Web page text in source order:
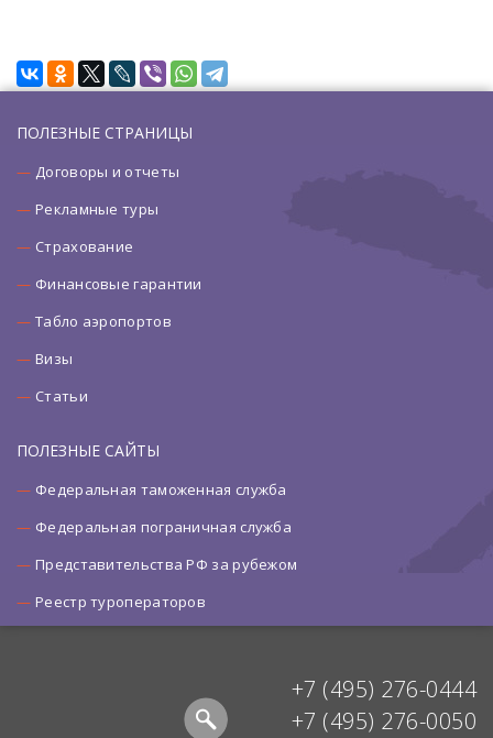
ПОЛЕЗНЫЕ СТРАНИЦЫ
Договоры и отчеты
Рекламные туры
Страхование
Финансовые гарантии
Табло аэропортов
Визы
Статьи
ПОЛЕЗНЫЕ САЙТЫ
Федеральная таможенная служба
Федеральная пограничная служба
Представительства РФ за рубежом
Реестр туроператоров
+7 (495) 276-0444
+7 (495) 276-0050